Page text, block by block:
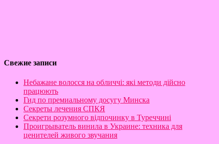
Свежие записи
Небажане волосся на обличчі: які методи дійсно
працюють
Гид по премиальному досугу Минска
Секреты лечения СПКЯ
Секрети розумного відпочинку в Туреччині
Проигрыватель винила в Украине: техника для
ценителей живого звучания